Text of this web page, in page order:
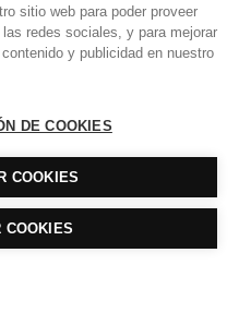
Beltrán para
laboral y nómina
Weiss a Chris
sitio web para poder proveer
redes sociales, y para mejorar
y publicidad en nuestro
DE COOKIES
COOKIES
COOKIES